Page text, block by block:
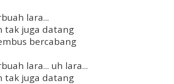
lara...
tak juga datang
bercabang
lara... uh lara...
tak juga datang